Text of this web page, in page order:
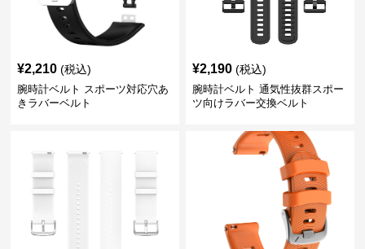
¥2,210 (税込)
腕時計ベルト スポーツ対応穴あ
きラバーベルト
¥2,190 (税込)
腕時計ベルト 通気性抜群スポー
ツ向けラバー交換ベルト